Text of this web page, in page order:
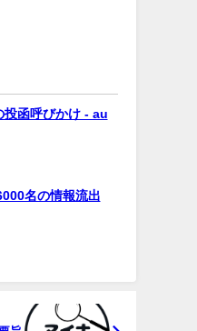
投函呼びかけ - au
名の情報流出